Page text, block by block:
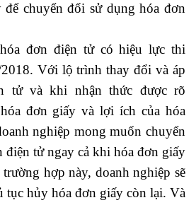
chuyển đổi sử dụng hóa đơn
đơn điện tử có hiệu lực thi
Với lộ trình thay đổi và áp
tử và khi nhận thức được rõ
đơn giấy và lợi ích của hóa
nghiệp mong muốn chuyển
điện tử ngay cả khi hóa đơn giấy
hợp này, doanh nghiệp sẽ
tục hủy hóa đơn giấy còn lại. Và